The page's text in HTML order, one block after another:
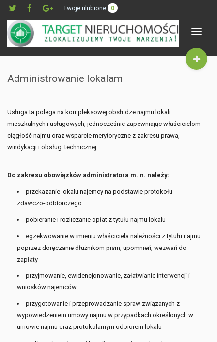
Twoje ulubione 0
Toggle
Administrowanie lokalami
Usługa ta polega na kompleksowej obsłudze najmu lokali
mieszkalnych i usługowych, jednocześnie zapewniając właścicielom
ciągłość najmu oraz wsparcie merytoryczne z zakresu prawa,
windykacji i obsługi technicznej.
Do zakresu obowiązków administratora m.in. należy:
przekazanie lokalu najemcy na podstawie protokołu
zdawczo-odbiorczego
pobieranie i rozliczanie opłat z tytułu najmu lokalu
egzekwowanie w imieniu właściciela należności z tytułu najmu
poprzez doręczanie dłużnikom pism, upomnień, wezwań do
zapłaty
przyjmowanie, ewidencjonowanie, załatwianie interwencji i
wniosków najemców
przygotowanie i przeprowadzanie spraw związanych z
wypowiedzeniem umowy najmu w przypadkach określonych w
umowie najmu oraz protokolarnym odbiorem lokalu